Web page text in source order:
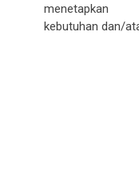
menetapkan
kebutuhan dan/